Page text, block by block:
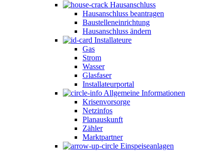
Hausanschluss
Hausanschluss beantragen
Baustelleneinrichtung
Hausanschluss ändern
Installateure
Gas
Strom
Wasser
Glasfaser
Installateurportal
Allgemeine Informationen
Krisenvorsorge
Netzinfos
Planauskunft
Zähler
Marktpartner
Einspeiseanlagen